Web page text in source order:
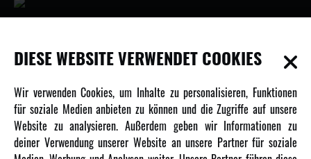
INFORMATIONEN
Newsletter
Über uns
Karriere
Amewi Kataloge
DIESE WEBSITE VERWENDET COOKIES
Wir verwenden Cookies, um Inhalte zu personalisieren, Funktionen
für soziale Medien anbieten zu können und die Zugriffe auf unsere
Website zu analysieren. Außerdem geben wir Informationen zu
deiner Verwendung unserer Website an unsere Partner für soziale